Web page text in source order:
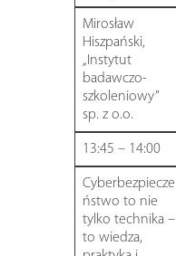
Mirosław
Hiszpański,
„Instytut
badawczo-
szkoleniowy”
sp. z o.o.
13:45 – 14:00
Cyberbezpiecze
ństwo to nie
tylko technika –
to wiedza,